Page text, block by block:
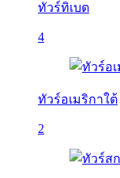
ทัวร์ทิเบต
4
ทัวร์อเมริกาใต้
2